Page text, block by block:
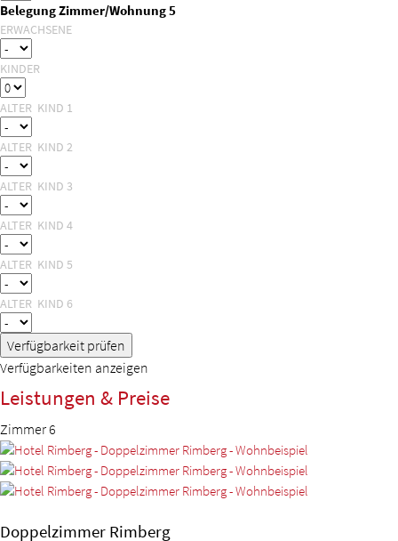
Belegung Zimmer/Wohnung 5
ERWACHSENE
KINDER
ALTER KIND 1
ALTER KIND 2
ALTER KIND 3
ALTER KIND 4
ALTER KIND 5
ALTER KIND 6
Verfügbarkeit prüfen
Verfügbarkeiten anzeigen
Leistungen & Preise
Zimmer6
Doppelzimmer Rimberg